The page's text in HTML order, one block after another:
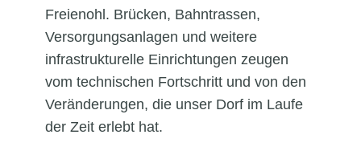
Freienohl. Brücken, Bahntrassen,
Versorgungsanlagen und weitere
infrastrukturelle Einrichtungen zeugen
vom technischen Fortschritt und von den
Veränderungen, die unser Dorf im Laufe
der Zeit erlebt hat.